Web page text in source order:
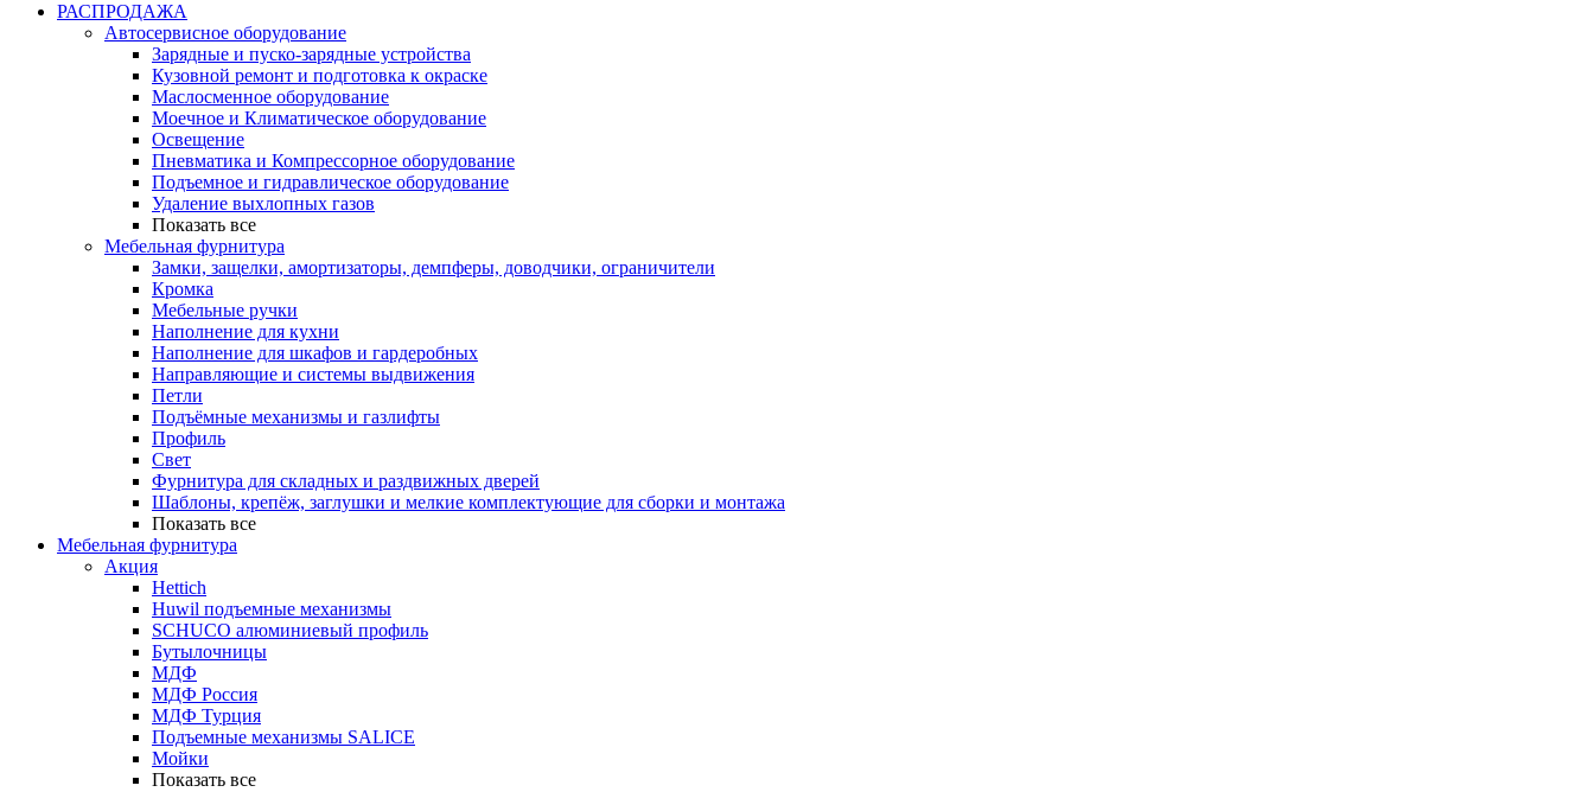
РАСПРОДАЖА
Автосервисное оборудование
Зарядные и пуско-зарядные устройства
Кузовной ремонт и подготовка к окраске
Маслосменное оборудование
Моечное и Климатическое оборудование
Освещение
Пневматика и Компрессорное оборудование
Подъемное и гидравлическое оборудование
Удаление выхлопных газов
Показать все
Мебельная фурнитура
Замки, защелки, амортизаторы, демпферы, доводчики, ограничители
Кромка
Мебельные ручки
Наполнение для кухни
Наполнение для шкафов и гардеробных
Направляющие и системы выдвижения
Петли
Подъёмные механизмы и газлифты
Профиль
Свет
Фурнитура для складных и раздвижных дверей
Шаблоны, крепёж, заглушки и мелкие комплектующие для сборки и монтажа
Показать все
Мебельная фурнитура
Акция
Hettich
Huwil подъемные механизмы
SCHUCO алюминиевый профиль
Бутылочницы
МДФ
МДФ Россия
МДФ Турция
Подъемные механизмы SALICE
Мойки
Показать все